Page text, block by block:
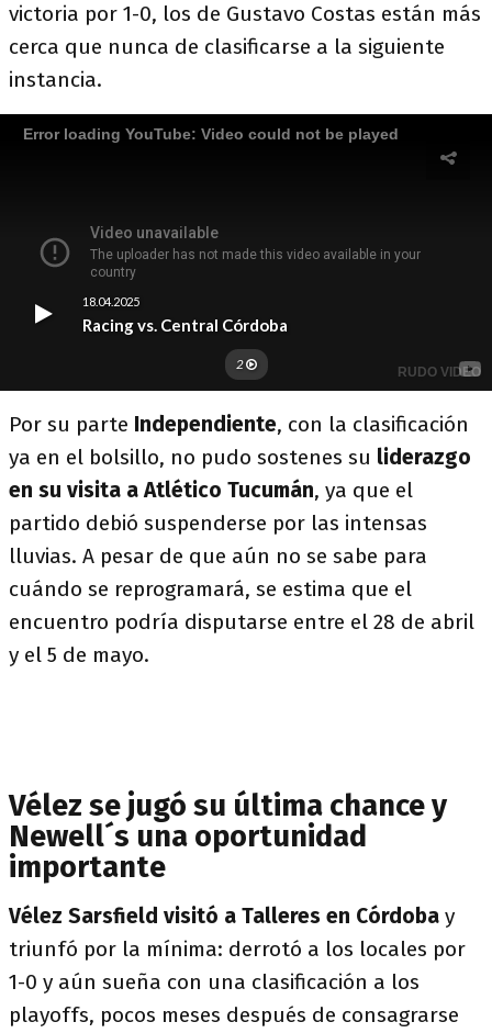
victoria por 1-0, los de Gustavo Costas están más
cerca que nunca de clasificarse a la siguiente
instancia.
Por su parte Independiente, con la clasificación
ya en el bolsillo, no pudo sostenes su liderazgo
en su visita a Atlético Tucumán, ya que el
partido debió suspenderse por las intensas
lluvias. A pesar de que aún no se sabe para
cuándo se reprogramará, se estima que el
encuentro podría disputarse entre el 28 de abril
y el 5 de mayo.
Vélez se jugó su última chance y
Newell´s una oportunidad
importante
Vélez Sarsfield visitó a Talleres en Córdoba y
triunfó por la mínima: derrotó a los locales por
1-0 y aún sueña con una clasificación a los
playoffs, pocos meses después de consagrarse